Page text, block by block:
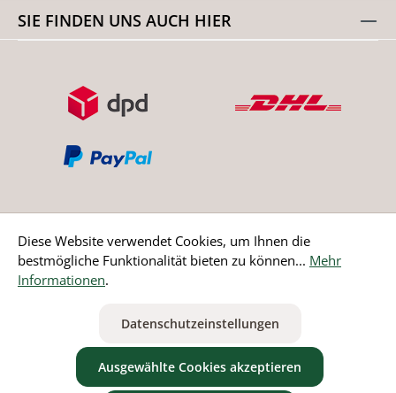
SIE FINDEN UNS AUCH HIER
Bestellung widerrufen
ausgenommen Nicht EU-Länder
Diese Website verwendet Cookies, um Ihnen die
bestmögliche Funktionalität bieten zu können... Mehr
Informationen.
Datenschutzeinstellungen
Ausgewählte Cookies akzeptieren